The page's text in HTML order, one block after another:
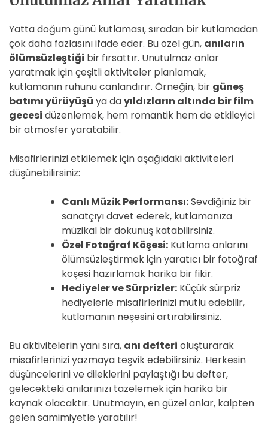
Yatta doğum günü kutlaması, sıradan bir kutlamadan
çok daha fazlasını ifade eder. Bu özel gün, anıların
ölümsüzleştiği bir fırsattır. Unutulmaz anlar
yaratmak için çeşitli aktiviteler planlamak,
kutlamanın ruhunu canlandırır. Örneğin, bir güneş
batımı yürüyüşü ya dayıldızların altında bir film
gecesi düzenlemek, hem romantik hem de etkileyici
bir atmosfer yaratabilir.
Misafirlerinizi etkilemek için aşağıdaki aktiviteleri
düşünebilirsiniz:
Canlı Müzik Performansı:Sevdiğiniz bir
sanatçıyı davet ederek, kutlamanıza
müzikal bir dokunuş katabilirsiniz.
Özel Fotoğraf Köşesi: Kutlama anlarını
ölümsüzleştirmek için yaratıcı bir fotoğraf
köşesi hazırlamak harika bir fikir.
Hediyeler ve Sürprizler: Küçük sürpriz
hediyelerle misafirlerinizi mutlu edebilir,
kutlamanın neşesini artırabilirsiniz.
Bu aktivitelerin yanı sıra, anı defteri oluşturarak
misafirlerinizi yazmaya teşvik edebilirsiniz. Herkesin
düşüncelerini ve dileklerini paylaştığı bu defter,
gelecekteki anılarınızı tazelemek için harika bir
kaynak olacaktır. Unutmayın, en güzel anlar, kalpten
gelen samimiyetle yaratılır!